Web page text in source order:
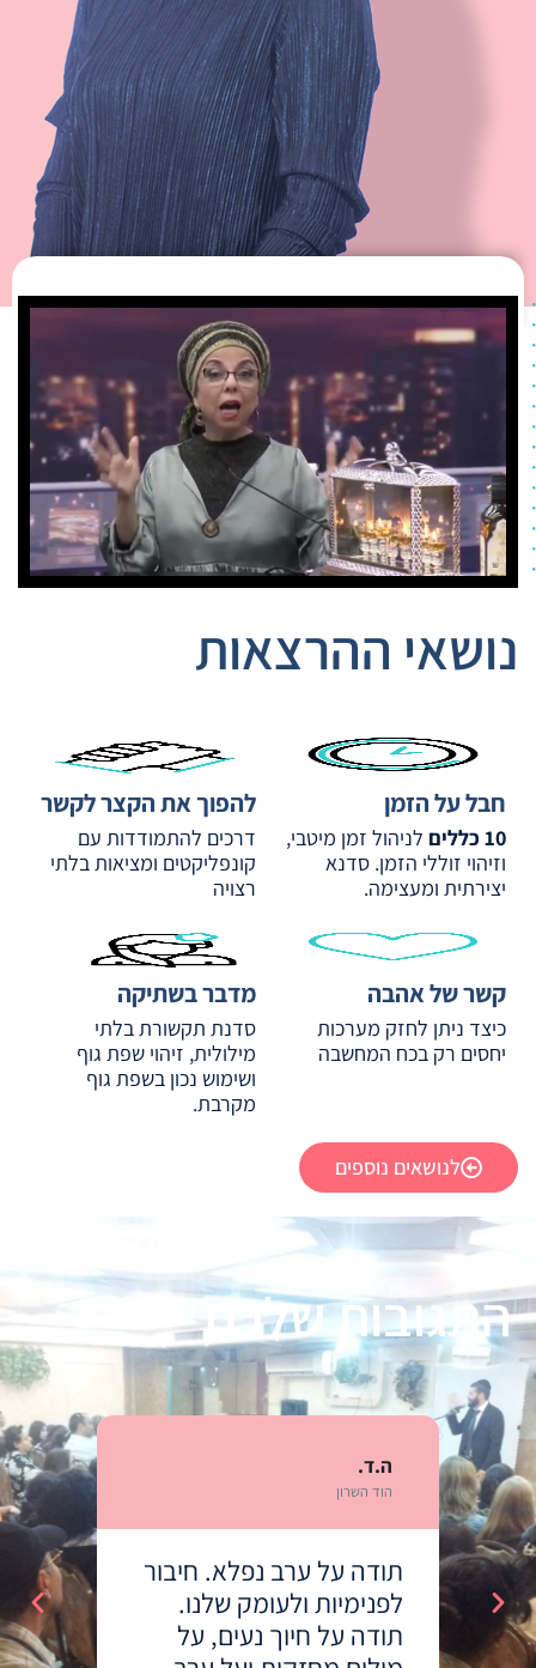
נושאי ההרצאות
חבל על הזמן
10 כללים
לניהול זמן מיטבי,
וזיהוי זוללי הזמן. סדנא
יצירתית ומעצימה.
להפוך את הקצר לקשר
דרכים להתמודדות עם
קונפליקטים ומציאות בלתי
רצויה
קשר של אהבה
כיצד ניתן לחזק מערכות
יחסים רק בכח המחשבה
מדבר בשתיקה
סדנת תקשורת בלתי
מילולית, זיהוי שפת גוף
ושימוש נכון בשפת גוף
מקרבת.
לנושאים נוספים
התגובות שלכם
ה.ד.
הוד השרון
תודה על ערב נפלא. חיבור
לפנימיות ולעומק שלנו.
תודה על חיוך נעים, על
ה.ד.
הוד